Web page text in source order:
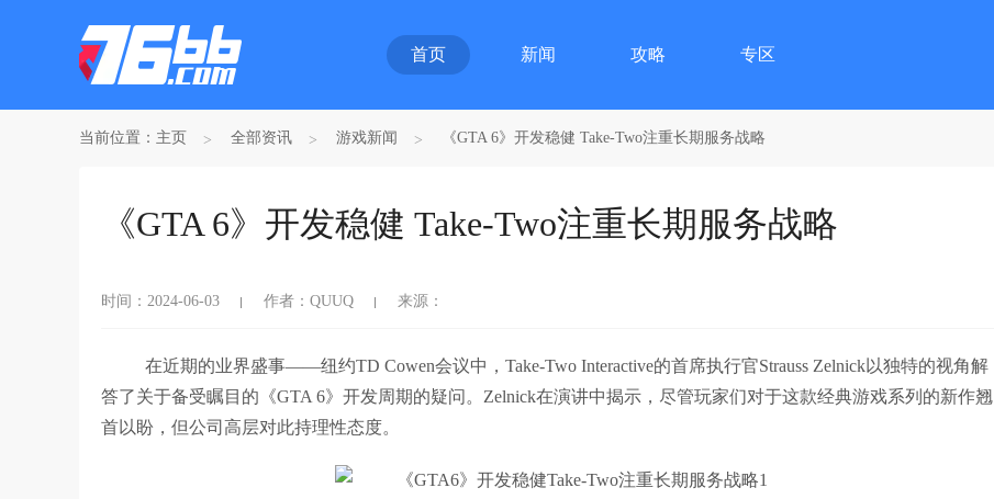
首页 新闻 攻略 专区
当前位置： 主页 全部资讯 游戏新闻 《GTA 6》开发稳健 Take-Two注重长期服务战略
《GTA 6》开发稳健 Take-Two注重长期服务战略
时间：2024-06-03 作者：QUUQ 来源：
在近期的业界盛事——纽约TD Cowen会议中，Take-Two Interactive的首席执行官Strauss Zelnick以独特的视角解
答了关于备受瞩目的《GTA 6》开发周期的疑问。Zelnick在演讲中揭示，尽管玩家们对于这款经典游戏系列的新作翘
首以盼，但公司高层对此持理性态度。